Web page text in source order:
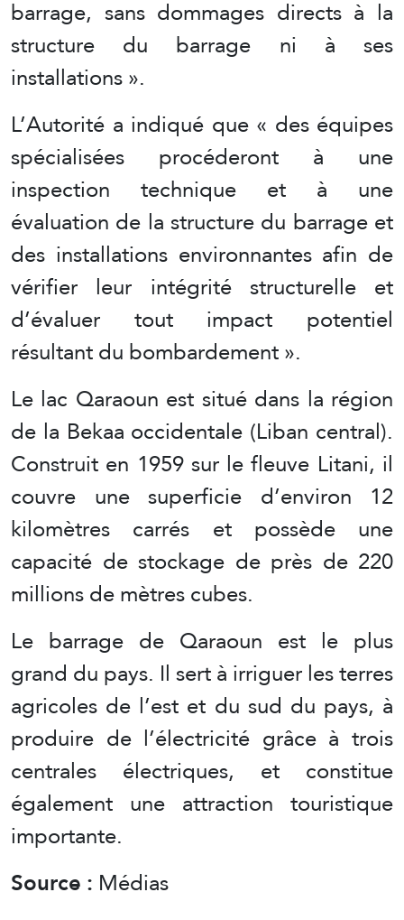
barrage, sans dommages directs à la
structure du barrage ni à ses
installations ».
L’Autorité a indiqué que « des équipes
spécialisées procéderont à une
inspection technique et à une
évaluation de la structure du barrage et
des installations environnantes afin de
vérifier leur intégrité structurelle et
d’évaluer tout impact potentiel
résultant du bombardement ».
Le lac Qaraoun est situé dans la région
de la Bekaa occidentale (Liban central).
Construit en 1959 sur le fleuve Litani, il
couvre une superficie d’environ 12
kilomètres carrés et possède une
capacité de stockage de près de 220
millions de mètres cubes.
Le barrage de Qaraoun est le plus
grand du pays. Il sert à irriguer les terres
agricoles de l’est et du sud du pays, à
produire de l’électricité grâce à trois
centrales électriques, et constitue
également une attraction touristique
importante.
Source : Médias